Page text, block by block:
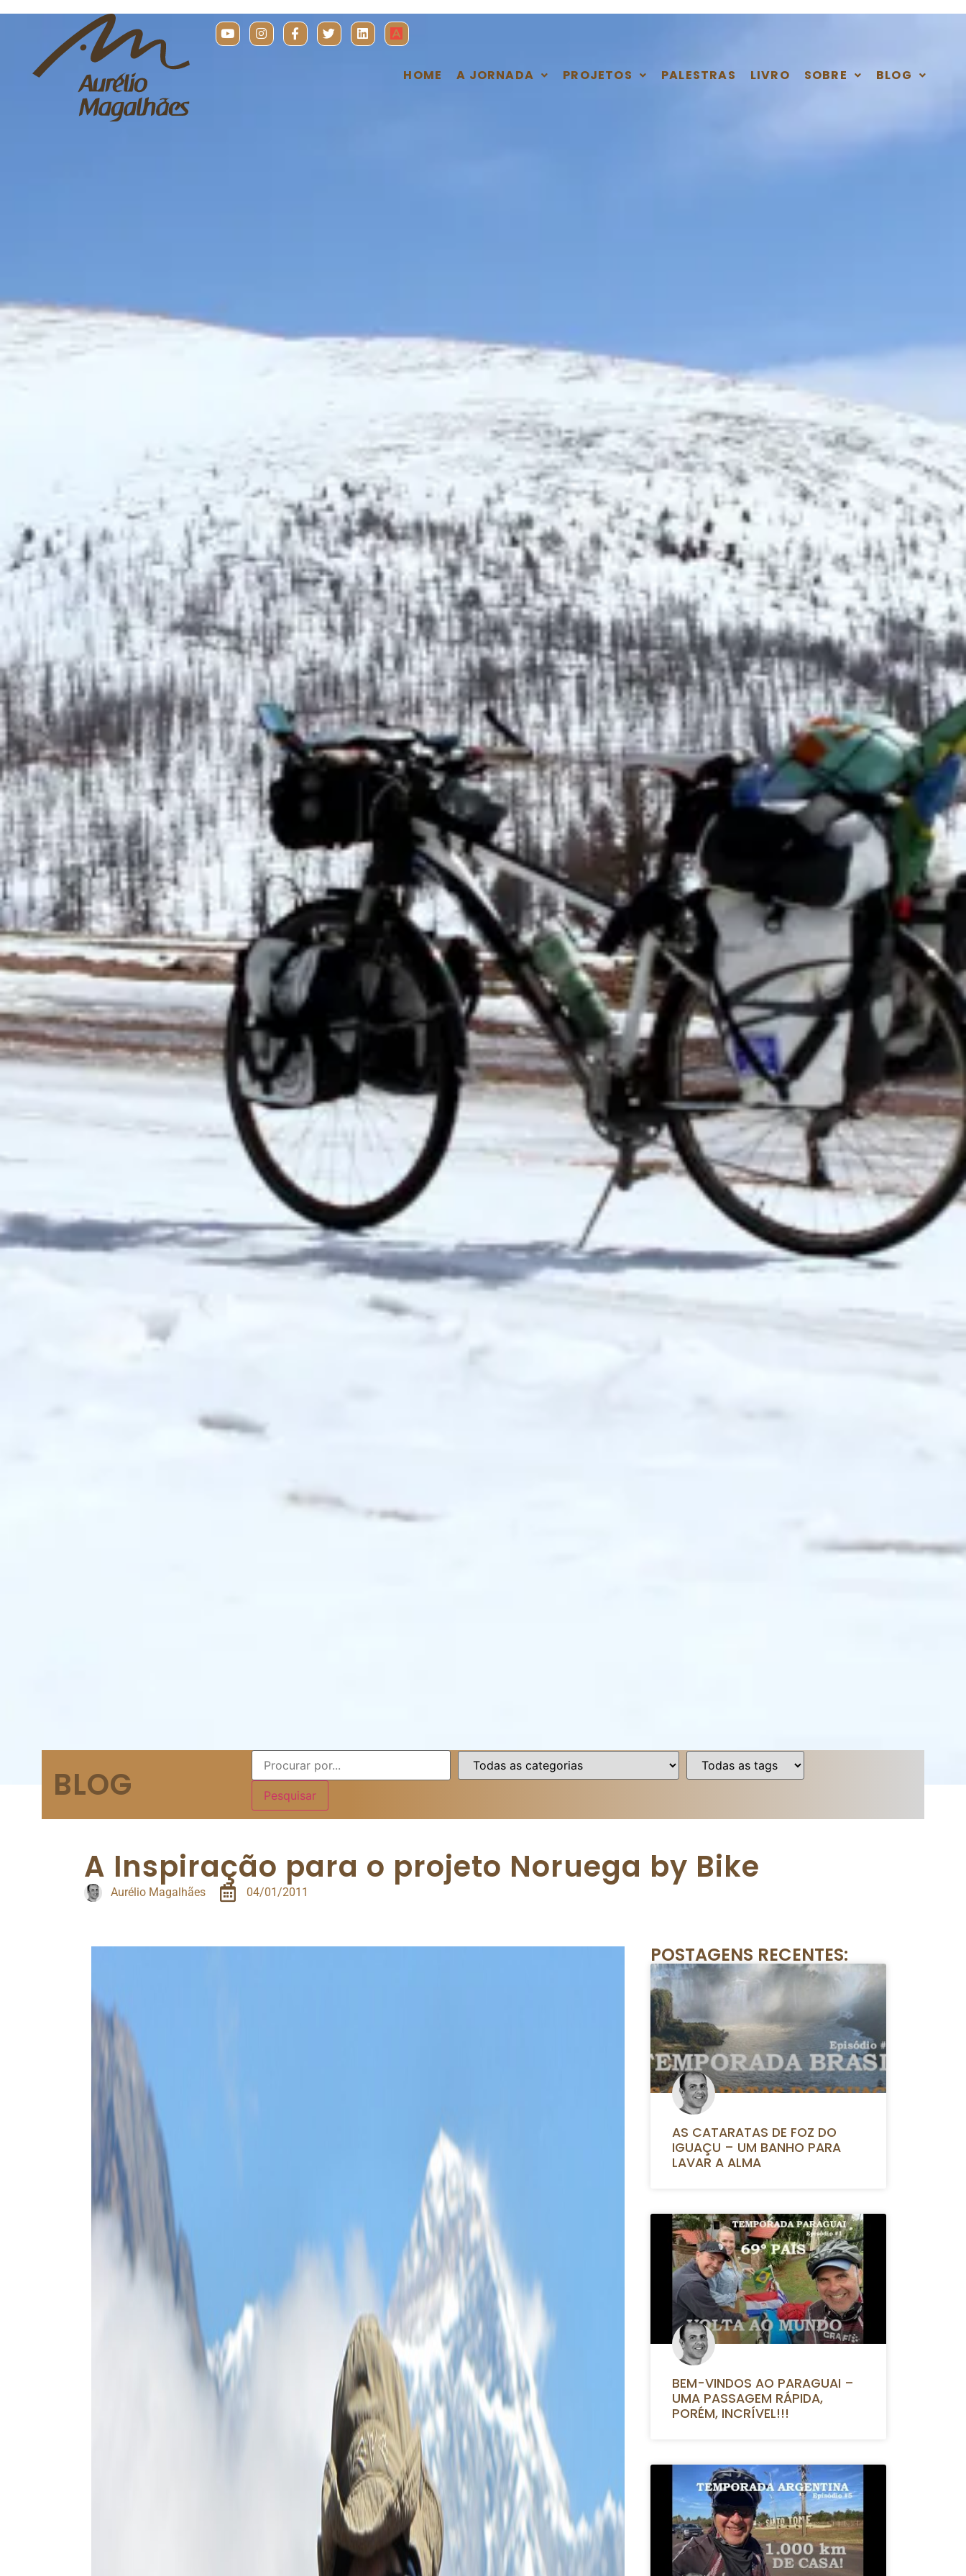
HOME A JORNADA PROJETOS PALESTRAS LIVRO SOBRE BLOG
BLOG
A Inspiração para o projeto Noruega by Bike
Aurélio Magalhães 04/01/2011
POSTAGENS RECENTES:
AS CATARATAS DE FOZ DO
IGUAÇU – UM BANHO PARA
LAVAR A ALMA
BEM-VINDOS AO PARAGUAI –
UMA PASSAGEM RÁPIDA,
PORÉM, INCRÍVEL!!!